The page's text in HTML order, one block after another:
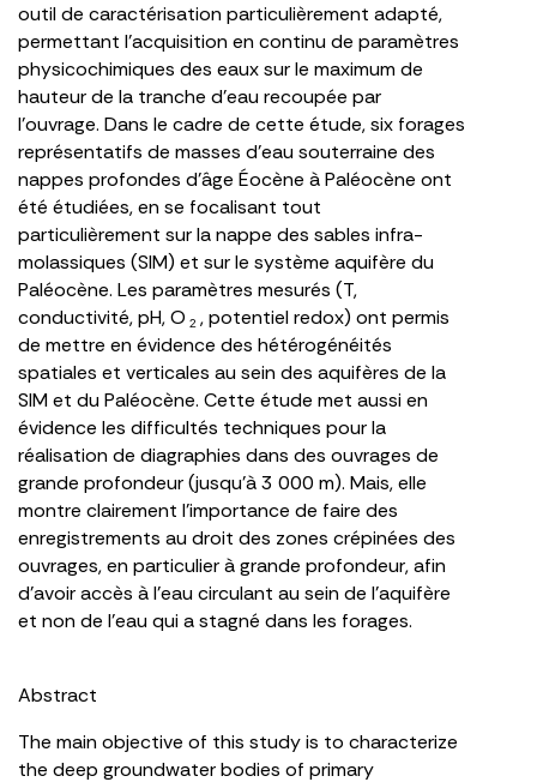
outil de caractérisation particulièrement adapté,
permettant l’acquisition en continu de paramètres
physicochimiques des eaux sur le maximum de
hauteur de la tranche d’eau recoupée par
l’ouvrage. Dans le cadre de cette étude, six forages
représentatifs de masses d’eau souterraine des
nappes profondes d’âge Éocène à Paléocène ont
été étudiées, en se focalisant tout
particulièrement sur la nappe des sables infra-
molassiques (SIM) et sur le système aquifère du
Paléocène. Les paramètres mesurés (T,
conductivité, pH, O 2 , potentiel redox) ont permis
de mettre en évidence des hétérogénéités
spatiales et verticales au sein des aquifères de la
SIM et du Paléocène. Cette étude met aussi en
évidence les difficultés techniques pour la
réalisation de diagraphies dans des ouvrages de
grande profondeur (jusqu’à 3 000 m). Mais, elle
montre clairement l’importance de faire des
enregistrements au droit des zones crépinées des
ouvrages, en particulier à grande profondeur, afin
d’avoir accès à l’eau circulant au sein de l’aquifère
et non de l’eau qui a stagné dans les forages.
Abstract
The main objective of this study is to characterize
the deep groundwater bodies of primary